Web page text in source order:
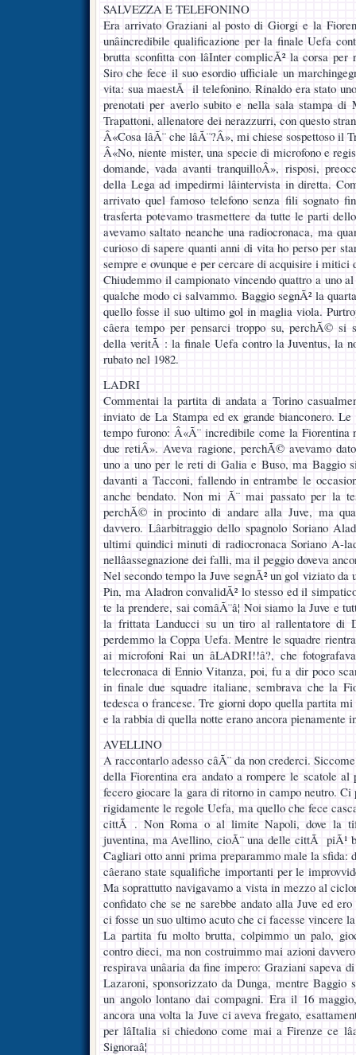
SALVEZZA E TELEFONINO
Era arrivato Graziani al posto di Giorgi e la
unâincredibile qualificazione per la finale Uefa
brutta sconfitta con lâInter complicÃ² la corsa
Siro che fece il suo esordio ufficiale un
vita: sua maestÃ il telefonino. Rinaldo era stato
prenotati per averlo subito e nella sala stampa di
Trapattoni, allenatore dei nerazzurri, con questo strano
Â«Cosa lâÃ¨ che lâÃ¨?Â», mi chiese sospettoso il
Â«No, niente mister, una specie di microfono e
domande, vada avanti tranquilloÂ», risposi,
della Lega ad impedirmi lâintervista in diretta.
arrivato quel famoso telefono senza fili sognato
trasferta potevamo trasmettere da tutte le parti
avevamo saltato neanche una radiocronaca, ma
curioso di sapere quanti anni di vita ho perso per
sempre e ovunque e per cercare di acquisire i
Chiudemmo il campionato vincendo quattro a uno al
qualche modo ci salvammo. Baggio segnÃ² la
quello fosse il suo ultimo gol in maglia viola.
câera tempo per pensarci troppo su, perchÃ©
della veritÃ : la finale Uefa contro la Juventus, la
rubato nel 1982.
LADRI
Commentai la partita di andata a Torino
inviato de La Stampa ed ex grande bianconero.
tempo furono: Â«Ã¨ incredibile come la Fiorentina
due retiÂ». Aveva ragione, perchÃ© avevamo
uno a uno per le reti di Galia e Buso, ma Baggio
davanti a Tacconi, fallendo in entrambe le
anche bendato. Non mi Ã¨ mai passato per la
perchÃ© in procinto di andare alla Juve, ma
davvero. Lâarbitraggio dello spagnolo Soriano
ultimi quindici minuti di radiocronaca Soriano A-
nellâassegnazione dei falli, ma il peggio doveva
Nel secondo tempo la Juve segnÃ² un gol viziato
Pin, ma Aladron convalidÃ² lo stesso ed il
te la prendere, sai comâÃ¨â¦ Noi siamo la Juve e
la frittata Landucci su un tiro al rallentatore di
perdemmo la Coppa Uefa. Mentre le squadre
ai microfoni Rai un âLADRI!!â?, che
telecronaca di Ennio Vitanza, poi, fu a dir poco
in finale due squadre italiane, sembrava che la
tedesca o francese. Tre giorni dopo quella partita
e la rabbia di quella notte erano ancora pienamente
AVELLINO
A raccontarlo adesso câÃ¨ da non crederci.
della Fiorentina era andato a rompere le scatole
fecero giocare la gara di ritorno in campo neutro. Ci
rigidamente le regole Uefa, ma quello che fece
cittÃ . Non Roma o al limite Napoli, dove la
juventina, ma Avellino, cioÃ¨ una delle cittÃ piÃ¹
Cagliari otto anni prima preparammo male la sfida:
câerano state squalifiche importanti per le
Ma soprattutto navigavamo a vista in mezzo al
confidato che se ne sarebbe andato alla Juve ed
ci fosse un suo ultimo acuto che ci facesse vincere
La partita fu molto brutta, colpimmo un palo,
contro dieci, ma non costruimmo mai azioni
respirava unâaria da fine impero: Graziani sapeva
Lazaroni, sponsorizzato da Dunga, mentre
un angolo lontano dai compagni. Era il 16
ancora una volta la Juve ci aveva fregato,
per lâItalia si chiedono come mai a Firenze ce
Signoraâ¦